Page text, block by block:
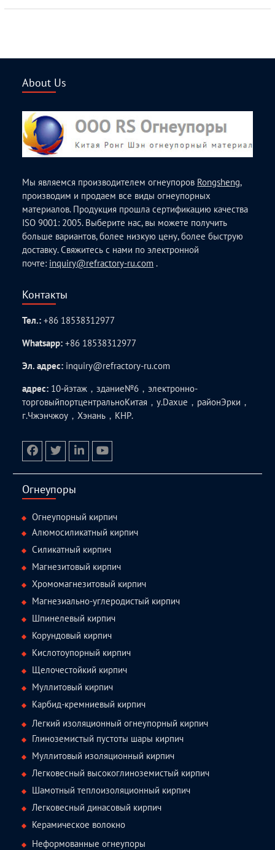
About Us
Мы являемся производителем огнеупоров Rongsheng,
производим и продаем все виды огнеупорных
материалов. Продукция прошла сертификацию качества
ISO 9001: 2005. Выберите нас, вы можете получить
больше вариантов, более низкую цену, более быструю
доставку. Свяжитесь с нами по электронной
почте: inquiry@refractory-ru.com .
Контакты
Тел.:+86 18538312977
Whatsapp:+86 18538312977
Эл. адрес: inquiry@refractory-ru.com
адрес: 10-йэтаж，здание№6，электронно-
торговыйпортцентральноКитая，у.Daxue，районЭрки，
г.Чжэнчжоу，Хэнань，КНР.
Огнеупоры
Огнеупорный кирпич
Алюмосиликатный кирпич
Силикатный кирпич
Магнезитовый кирпич
Хромомагнезитовый кирпич
Магнезиально-углеродистый кирпич
Шпинелевый кирпич
Корундовый кирпич
Кислотоупорный кирпич
Щелочестойкий кирпич
Муллитовый кирпич
Карбид-кремниевый кирпич
Легкий изоляционный огнеупорный кирпич
Глиноземистый пустоты шары кирпич
Муллитовый изоляционный кирпич
Легковесный высокоглиноземистый кирпич
Шамотный теплоизоляционный кирпич
Легковесный динасовый кирпич
Керамическое волокно
Неформованные огнеупоры